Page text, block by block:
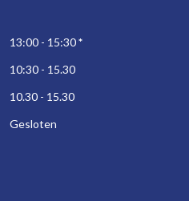
13:00 - 15:30*
10:30 - 15.30
10.30 - 15.30
Gesloten